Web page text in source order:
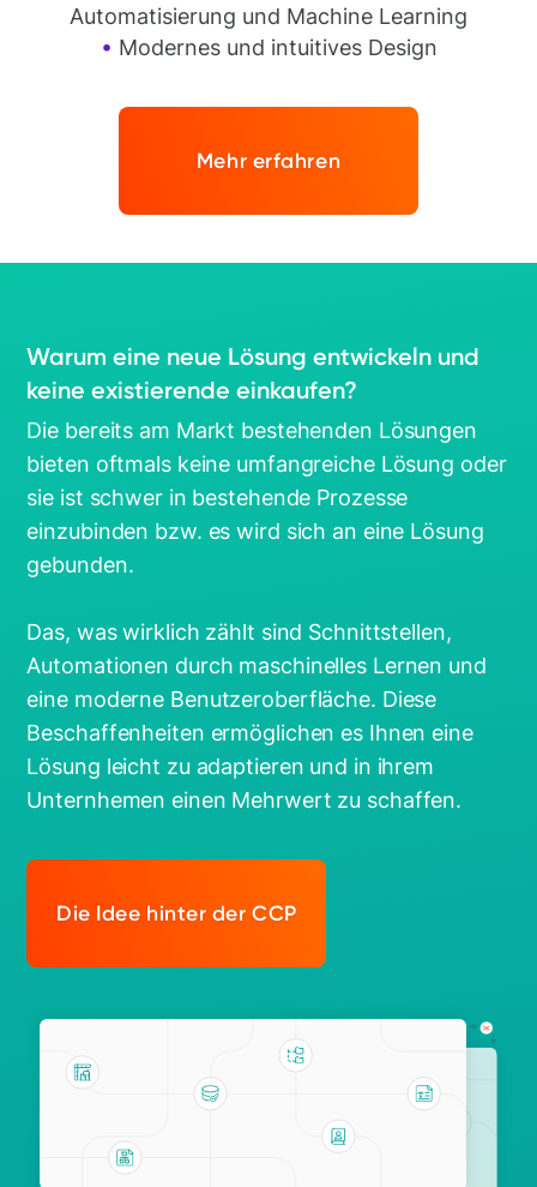
Automatisierung und Machine Learning
• Modernes und intuitives Design
Mehr erfahren
Warum eine neue Lösung entwickeln und
keine existierende einkaufen?
Die bereits am Markt bestehenden Lösungen
bieten oftmals keine umfangreiche Lösung oder
sie ist schwer in bestehende Prozesse
einzubinden bzw. es wird sich an eine Lösung
gebunden.
Das, was wirklich zählt sind Schnittstellen,
Automationen durch maschinelles Lernen und
eine moderne Benutzeroberfläche. Diese
Beschaffenheiten ermöglichen es Ihnen eine
Lösung leicht zu adaptieren und in ihrem
Unternhemen einen Mehrwert zu schaffen.
Die Idee hinter der CCP